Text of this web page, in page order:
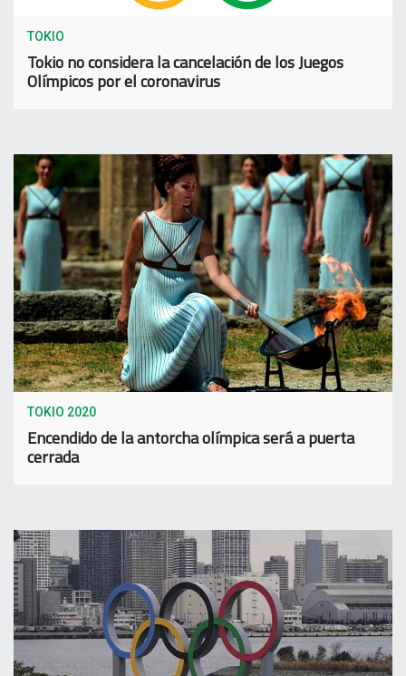
TOKIO
Tokio no considera la cancelación de los Juegos
Olímpicos por el coronavirus
TOKIO 2020
Encendido de la antorcha olímpica será a puerta
cerrada